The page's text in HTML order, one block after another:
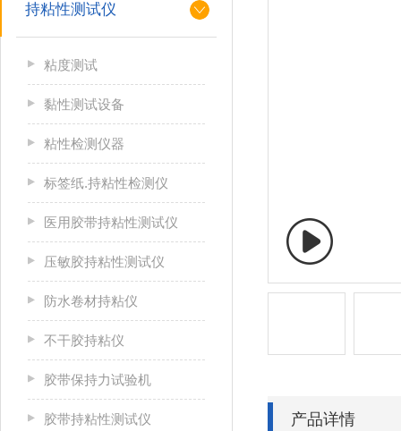
持粘性测试仪
粘度测试
黏性测试设备
粘性检测仪器
标签纸.持粘性检测仪
医用胶带持粘性测试仪
压敏胶持粘性测试仪
防水卷材持粘仪
不干胶持粘仪
胶带保持力试验机
胶带持粘性测试仪 产品详情